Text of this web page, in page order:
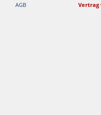
AGB
Vertrag